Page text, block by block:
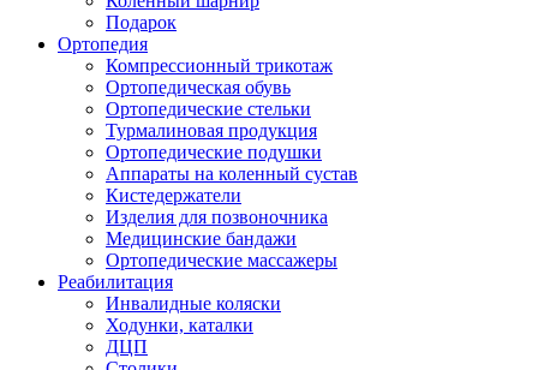
Подарок
Ортопедия
Компрессионный трикотаж
Ортопедическая обувь
Ортопедические стельки
Турмалиновая продукция
Ортопедические подушки
Аппараты на коленный сустав
Кистедержатели
Изделия для позвоночника
Медицинские бандажи
Ортопедические массажеры
Реабилитация
Инвалидные коляски
Ходунки, каталки
ДЦП